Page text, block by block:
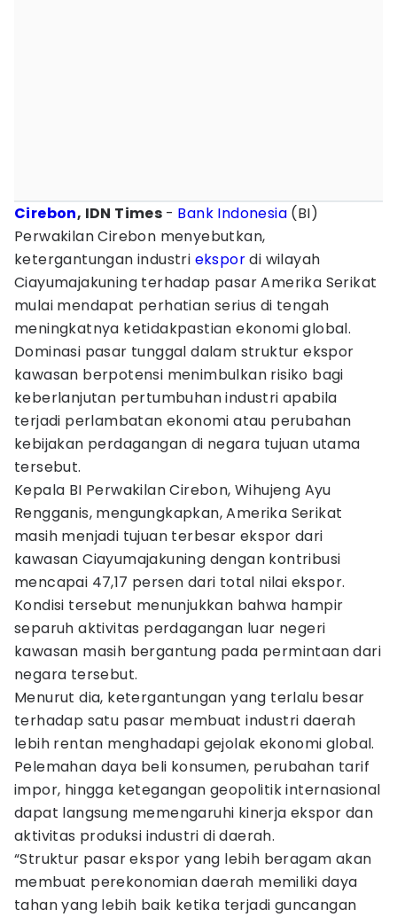
Cirebon, IDN Times - Bank Indonesia (BI)
Perwakilan Cirebon menyebutkan,
ketergantungan industri ekspordi wilayah
Ciayumajakuning terhadap pasar Amerika Serikat
mulai mendapat perhatian serius di tengah
meningkatnya ketidakpastian ekonomi global.
Dominasi pasar tunggal dalam struktur ekspor
kawasan berpotensi menimbulkan risiko bagi
keberlanjutan pertumbuhan industri apabila
terjadi perlambatan ekonomi atau perubahan
kebijakan perdagangan di negara tujuan utama
tersebut.
Kepala BI Perwakilan Cirebon, Wihujeng Ayu
Rengganis, mengungkapkan, Amerika Serikat
masih menjadi tujuan terbesar ekspor dari
kawasan Ciayumajakuning dengan kontribusi
mencapai 47,17 persen dari total nilai ekspor.
Kondisi tersebut menunjukkan bahwa hampir
separuh aktivitas perdagangan luar negeri
kawasan masih bergantung pada permintaan dari
negara tersebut.
Menurut dia, ketergantungan yang terlalu besar
terhadap satu pasar membuat industri daerah
lebih rentan menghadapi gejolak ekonomi global.
Pelemahan daya beli konsumen, perubahan tarif
impor, hingga ketegangan geopolitik internasional
dapat langsung memengaruhi kinerja ekspor dan
aktivitas produksi industri di daerah.
“Struktur pasar ekspor yang lebih beragam akan
membuat perekonomian daerah memiliki daya
tahan yang lebih baik ketika terjadi guncangan